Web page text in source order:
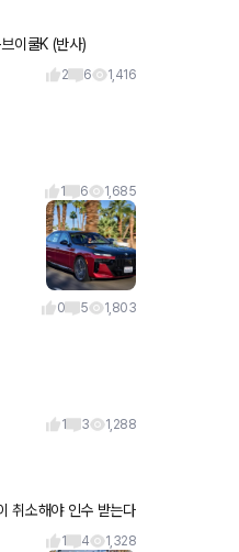
-브이쿨K (반사)
2 6 1,416
1 6 1,685
0 5 1,803
1 3 1,288
1 4 1,328